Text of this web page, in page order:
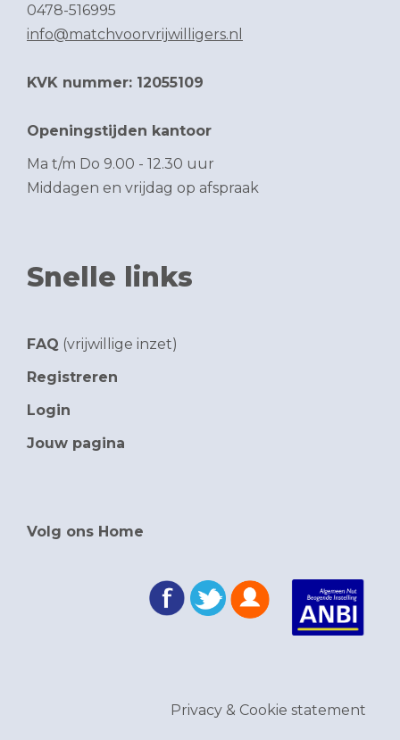
0478-516995
info@matchvoorvrijwilligers.nl
KVK nummer: 12055109
Openingstijden kantoor
Ma t/m Do 9.00 - 12.30 uur
Middagen en vrijdag op afspraak
Snelle links
FAQ (vrijwillige inzet)
Registreren
Login
Jouw pagina
Volg ons Home
Privacy & Cookie statement